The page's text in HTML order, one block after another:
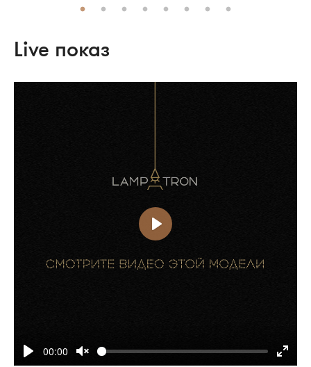
Live показ
00:00